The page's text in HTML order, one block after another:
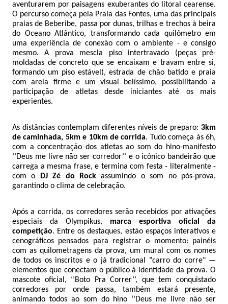
aventurarem por paisagens exuberantes do litoral cearense.
O percurso começa pela Praia das Fontes, uma das principais
praias de Beberibe, passa por dunas, trilhas e trechos à beira
do Oceano Atlântico, transformando cada quilômetro em
uma experiência de conexão com o ambiente - e consigo
mesmo. A prova mescla piso intertravado (peças pré-
moldadas de concreto que se encaixam e travam entre si,
formando um piso estável), estrada de chão batido e praia
com areia firme e um visual belíssimo, possibilitando a
participação de atletas desde iniciantes até os mais
experientes.
As distâncias contemplam diferentes níveis de preparo: 3km
de caminhada, 5km e 10km de corrida. Tudo começa às 6h,
com a concentração dos atletas ao som do hino-manifesto
‘’Deus me livre não ser corredor’’ e o icônico bandeirão que
carrega a mesma frase, e termina com festa - literalmente -
com o
DJ Zé do Rockassumindo o som no pós-prova,
garantindo o clima de celebração.
Após a corrida, os corredores serão recebidos por ativações
especiais da Olympikus, marca esportiva oficial da
competição. Entre os destaques, estão espaços interativos e
cenográficos pensados para registrar o momento: painéis
com as quilometragens da prova, um mural com os nomes
de todos os inscritos e o já tradicional "carro do corre" —
elementos que conectam o público à identidade da prova. O
mascote oficial, ‘’Boto Pra Correr’’, que tem conquistado
corredores por onde passa, também estará presente,
animando todos ao som do hino ‘’Deus me livre não ser